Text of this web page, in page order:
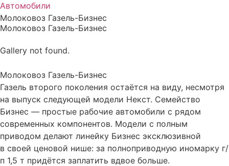
Автомобили
Молоковоз Газель-Бизнес
Молоковоз Газель-Бизнес
Gallery not found.
Молоковоз Газель-Бизнес
Газель второго поколения остаётся на виду, несмотря
на выпуск следующей модели Некст. Семейство
Бизнес — простые рабочие автомобили с рядом
современных компонентов. Модели с полным
приводом делают линейку Бизнес эксклюзивной
в своей ценовой нише: за полноприводную иномарку г/
п 1,5 т придётся заплатить вдвое больше.